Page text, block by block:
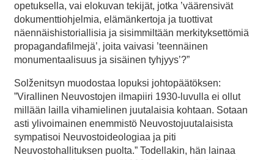
opetuksella, vai elokuvan tekijät, jotka ’väärensivät
dokumenttiohjelmia, elämänkertoja ja tuottivat
näennäishistoriallisia ja sisimmiltään merkityksettömiä
propagandafilmejä’, joita vaivasi ’teennäinen
monumentaalisuus ja sisäinen tyhjyys’?”
Solženitsyn muodostaa lopuksi johtopäätöksen:
”Virallinen Neuvostojen ilmapiiri 1930-luvulla ei ollut
millään lailla vihamielinen juutalaisia kohtaan. Sotaan
asti ylivoimainen enemmistö Neuvostojuutalaisista
sympatisoi Neuvostoideologiaa ja piti
Neuvostohallituksen puolta.” Todellakin, hän lainaa